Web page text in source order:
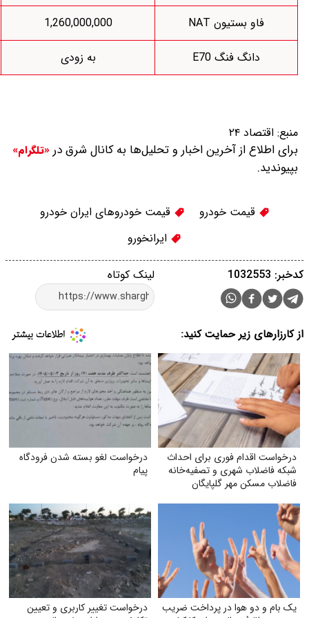
1,260,000,000
1,235,000,000
به زودی
1,010,500,000
و تحلیل‌ها به کانال شرق در«تلگرام»
قیمت خودروهای ایران خودرو
لینک کوتاه
درخواست لغو بسته شدن فرودگاه
پیام
ضریب
درخواست تغییر کاربری و تعیین‌